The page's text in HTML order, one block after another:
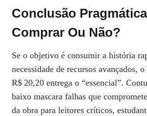
Conclusão
Comprar Ou Não?
Se o objetivo é consumir a história
necessidade de recursos avançados,
R$ 20,20 entrega o “essencial”.
baixo mascara falhas que
da obra para leitores críticos,